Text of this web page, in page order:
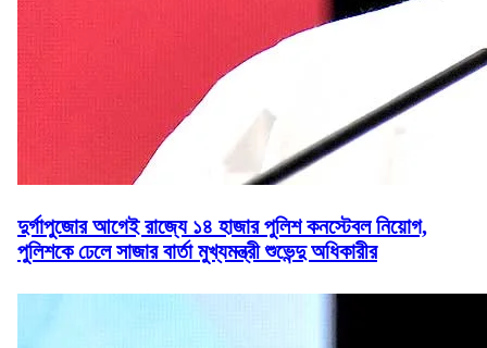
দুর্গাপুজোর আগেই রাজ্যে ১৪ হাজার পুলিশ কনস্টেবল নিয়োগ,
পুলিশকে ঢেলে সাজার বার্তা মুখ্যমন্ত্রী শুভেন্দু অধিকারীর